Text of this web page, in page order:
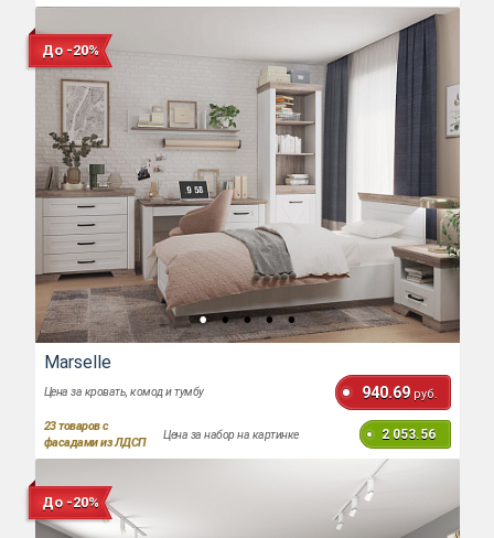
До -20%
Marselle
Цена за кровать, комод и тумбу 940.69 руб.
23товаров с
фасадами из ЛДСП
Цена за набор на картинке 2 053.56
До -20%